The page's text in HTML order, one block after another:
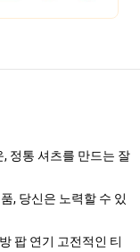
, 정통 셔츠를 만드는 잘
, 당신은 노력할 수 있
팝 연기 고전적인 티